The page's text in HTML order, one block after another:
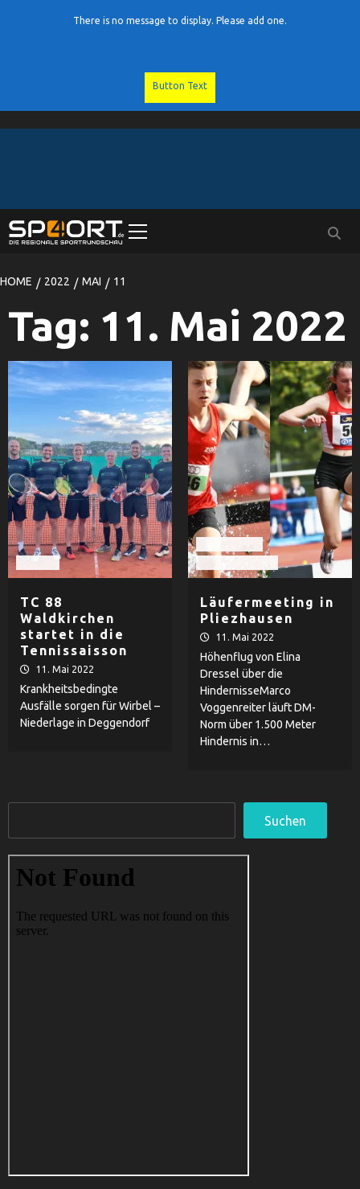
There is no message to display. Please add one.
Button Text
HOME 2022 MAI 11
Tag: 11. Mai 2022
TC 88
Waldkirchen
startet in die
Tennissaisson
11. Mai 2022
Krankheitsbedingte
Ausfälle sorgen für Wirbel –
Niederlage in Deggendorf
Läufermeeting in
Pliezhausen
11. Mai 2022
Höhenflug von Elina
Dressel über die
HindernisseMarco
Voggenreiter läuft DM-
Norm über 1.500 Meter
Hindernis in…
Suchen